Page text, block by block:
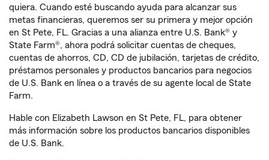
quiera. Cuando esté buscando ayuda para alcanzar sus
metas financieras, queremos ser su primera y mejor opción
en St Pete, FL. Gracias a una alianza entre U.S. Bank® y
State Farm®, ahora podrá solicitar cuentas de cheques,
cuentas de ahorros, CD, CD de jubilación, tarjetas de crédito,
préstamos personales y productos bancarios para negocios
de U.S. Bank en línea o a través de su agente local de State
Farm.
Hable con Elizabeth Lawson en St Pete, FL, para obtener
más información sobre los productos bancarios disponibles
de U.S. Bank.